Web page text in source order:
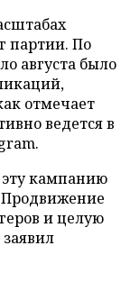
партии. По
августа было
отмечает
ведется в
эту кампанию
и целую